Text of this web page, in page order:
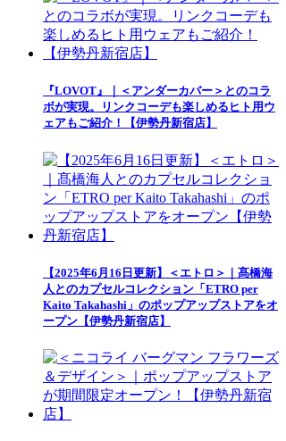
『LOVOT』｜＜アンダーカバー＞とのコラ
ボが実現。リンクコーデも楽しめるヒト用ウ
ェアもご紹介！【伊勢丹新宿店】
【2025年6月16日更新】＜エトロ＞｜髙橋海
人とのカプセルコレクション「ETRO per
Kaito Takahashi」のポップアップストアをオ
ープン【伊勢丹新宿店】